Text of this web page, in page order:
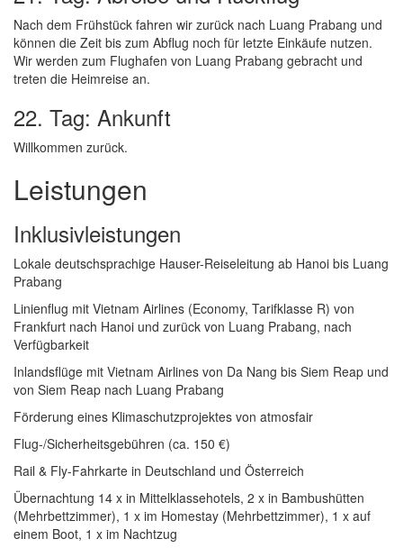
Nach dem Frühstück fahren wir zurück nach Luang Prabang und
können die Zeit bis zum Abflug noch für letzte Einkäufe nutzen.
Wir werden zum Flughafen von Luang Prabang gebracht und
treten die Heimreise an.
22. Tag: Ankunft
Willkommen zurück.
Leistungen
Inklusivleistungen
Lokale deutschsprachige Hauser-Reiseleitung ab Hanoi bis Luang
Prabang
Linienflug mit Vietnam Airlines (Economy, Tarifklasse R) von
Frankfurt nach Hanoi und zurück von Luang Prabang, nach
Verfügbarkeit
Inlandsflüge mit Vietnam Airlines von Da Nang bis Siem Reap und
von Siem Reap nach Luang Prabang
Förderung eines Klimaschutzprojektes von atmosfair
Flug-/Sicherheitsgebühren (ca. 150 €)
Rail & Fly-Fahrkarte in Deutschland und Österreich
Übernachtung 14 x in Mittelklassehotels, 2 x in Bambushütten
(Mehrbettzimmer), 1 x im Homestay (Mehrbettzimmer), 1 x auf
einem Boot, 1 x im Nachtzug